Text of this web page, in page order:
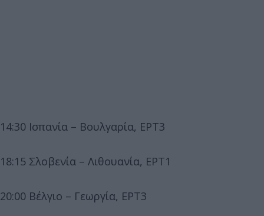
14:30 Ισπανία – Βουλγαρία, ΕΡΤ3
18:15 Σλοβενία – Λιθουανία, ΕΡΤ1
20:00 Βέλγιο – Γεωργία, ΕΡΤ3